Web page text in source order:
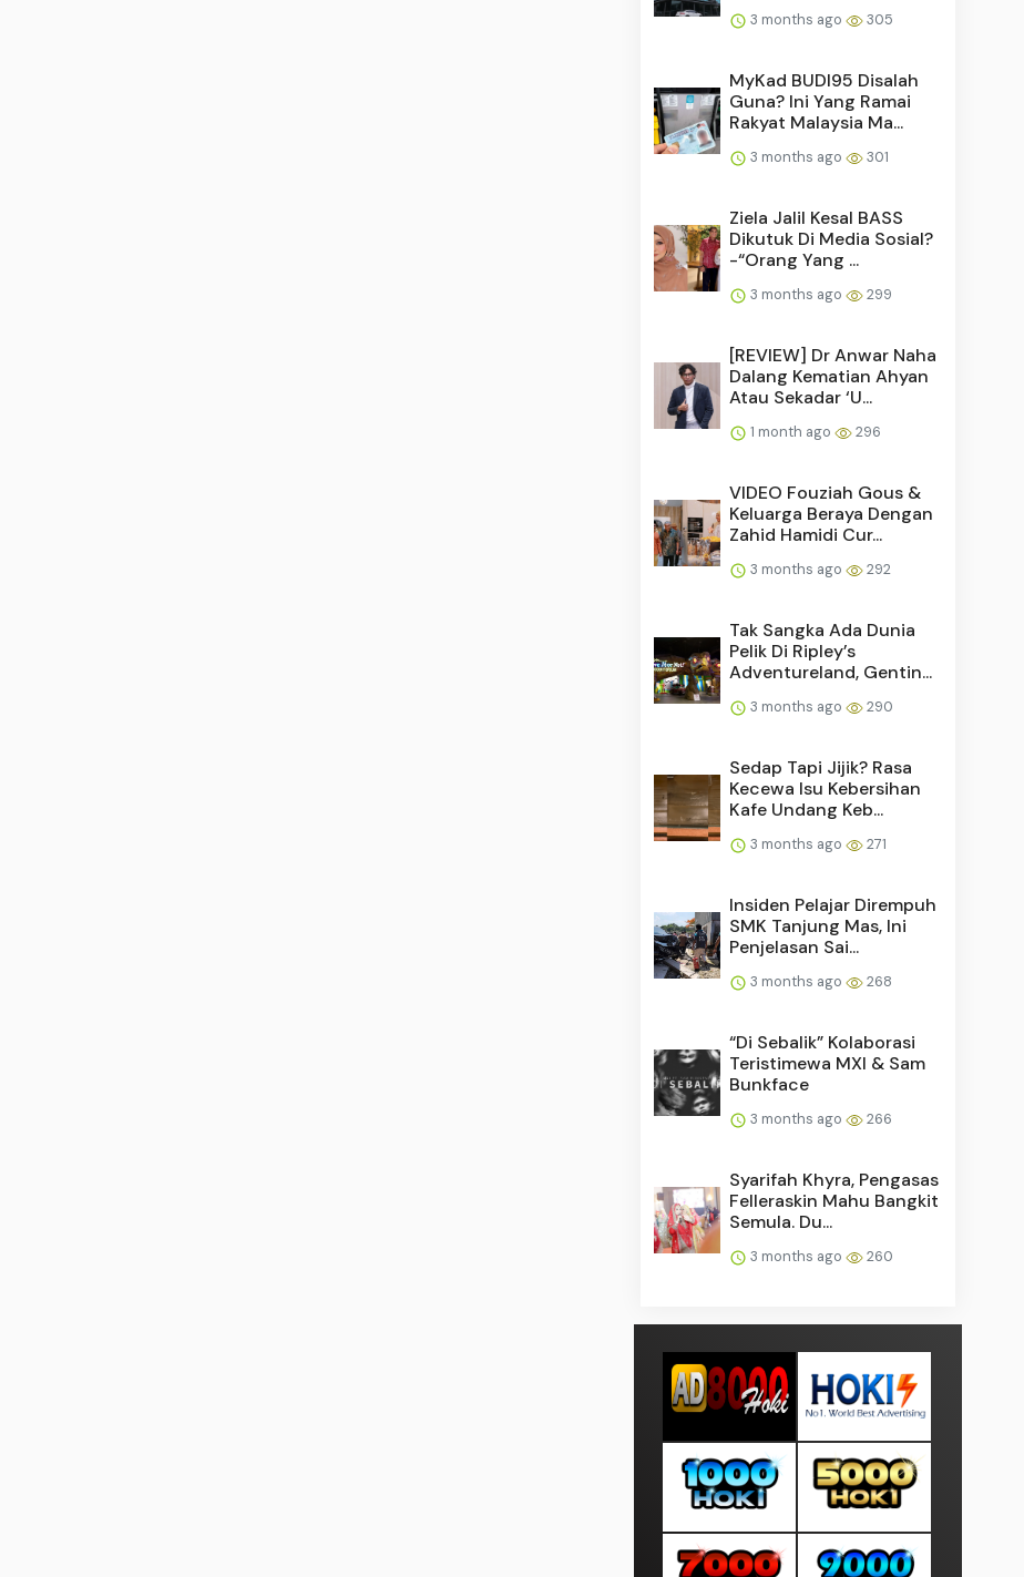
3 months ago 305
MyKad BUDI95 Disalah
Guna? Ini Yang Ramai
Rakyat Malaysia Ma...
3 months ago 301
Ziela Jalil Kesal BASS
Dikutuk Di Media Sosial?
-“Orang Yang ...
3 months ago 299
[REVIEW] Dr Anwar Naha
Dalang Kematian Ahyan
Atau Sekadar ‘U...
1 month ago 296
VIDEO Fouziah Gous &
Keluarga Beraya Dengan
Zahid Hamidi Cur...
3 months ago 292
Tak Sangka Ada Dunia
Pelik Di Ripley’s
Adventureland, Gentin...
3 months ago 290
Sedap Tapi Jijik? Rasa
Kecewa Isu Kebersihan
Kafe Undang Keb...
3 months ago 271
Insiden Pelajar Dirempuh
SMK Tanjung Mas, Ini
Penjelasan Sai...
3 months ago 268
“Di Sebalik” Kolaborasi
Teristimewa MXI & Sam
Bunkface
3 months ago 266
Syarifah Khyra, Pengasas
Felleraskin Mahu Bangkit
Semula. Du...
3 months ago 260